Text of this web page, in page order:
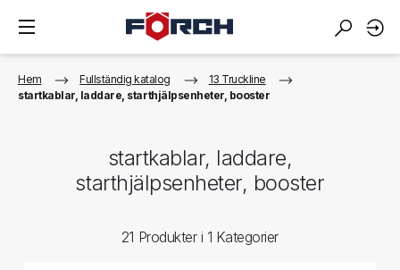
Hem Fullständig katalog
13 Truckline
startkablar, laddare, starthjälpsenheter, booster
startkablar, laddare,
starthjälpsenheter, booster
21 Produkter i 1 Kategorier